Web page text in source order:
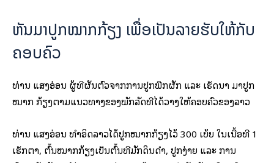
ຫັນມາປູກໝາກກ້ຽງ ເພື່ອເປັນລາຍຮັບໃຫ້ກັບ
ຄອບຄົວ
ທ່ານ ແສງອ່ອນ ຜູ້ທີ່ຜັນຕົວຈາກການປູກພືກຜັກ ແລະ ເຮັດນາ ມາປູກ
ໝາກ ກ້ຽງຕາມແນວທາງຂອງພັກລັດທີ່ໄດ້ວາງໃຫ້ຄອບຄົວຂອງລາວ
ທ່ານ ແສງອ່ອນ ທຳອິດລາວໄດ້ປູກໝາກກ້ຽງໄວ້ 300 ເບ້ຍ ໃນເນື້ອທີ່ 1
ເຮັກຕາ, ຕົ້ນໝາກກ້ຽງເປັນຕົ້ນທີ່ມັກດິນດຳ, ປູກງ່າຍ ແລະ ການ